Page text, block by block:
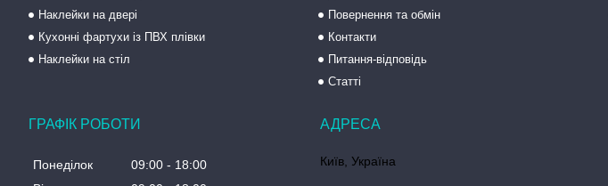
Наклейки на двері
Кухонні фартухи із ПВХ плівки
Наклейки на стіл
Повернення та обмін
Контакти
Питання-відповідь
Статті
ГРАФІК РОБОТИ
Понеділок 09:00
18:00
Київ, Україна